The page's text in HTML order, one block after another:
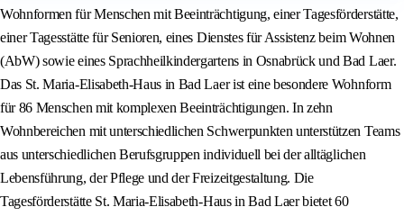
Wohnformen für Menschen mit Beeinträchtigung, einer Tagesförderstätte,
einer Tagesstätte für Senioren, eines Dienstes für Assistenz beim Wohnen
(AbW) sowie eines Sprachheilkindergartens in Osnabrück und Bad Laer.
Das St. Maria-Elisabeth-Haus in Bad Laer ist eine besondere Wohnform
für 86 Menschen mit komplexen Beeinträchtigungen. In zehn
Wohnbereichen mit unterschiedlichen Schwerpunkten unterstützen Teams
aus unterschiedlichen Berufsgruppen individuell bei der alltäglichen
Lebensführung, der Pflege und der Freizeitgestaltung. Die
Tagesförderstätte St. Maria-Elisabeth-Haus in Bad Laer bietet 60